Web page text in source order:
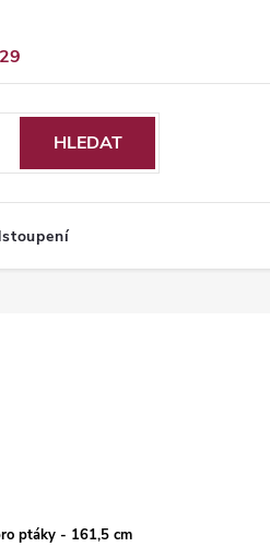
HLEDAT
ptáky - 161,5 cm